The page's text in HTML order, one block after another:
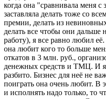
когда она "сравнивала меня
заставляла делать тоже со
премии, делать из
делать все чтобы они дальше
работу), я все равно любил
она любит кого то больше
откатов в 3 млн. руб.,
денежных средств и ТМЦ. И я
разбито. Бизнес для неё не
поиграть она очень любит. В
и исполнять надо только, то